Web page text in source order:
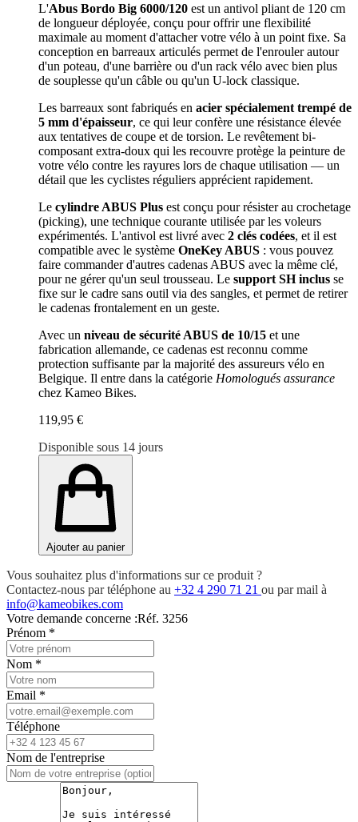
L'Abus Bordo Big 6000/120 est un antivol pliant de 120 cm
de longueur déployée, conçu pour offrir une flexibilité
maximale au moment d'attacher votre vélo à un point fixe. Sa
conception en barreaux articulés permet de l'enrouler autour
d'un poteau, d'une barrière ou d'un rack vélo avec bien plus
de souplesse qu'un câble ou qu'un U-lock classique.
Les barreaux sont fabriqués en acier spécialement trempé de
5 mm d'épaisseur, ce qui leur confère une résistance élevée
aux tentatives de coupe et de torsion. Le revêtement bi-
composant extra-doux qui les recouvre protège la peinture de
votre vélo contre les rayures lors de chaque utilisation — un
détail que les cyclistes réguliers apprécient rapidement.
Le cylindre ABUS Plus est conçu pour résister au crochetage
(picking), une technique courante utilisée par les voleurs
expérimentés. L'antivol est livré avec 2 clés codées, et il est
compatible avec le système OneKey ABUS : vous pouvez
faire commander d'autres cadenas ABUS avec la même clé,
pour ne gérer qu'un seul trousseau. Le support SH inclus se
fixe sur le cadre sans outil via des sangles, et permet de retirer
le cadenas frontalement en un geste.
Avec un niveau de sécurité ABUS de 10/15 et une
fabrication allemande, ce cadenas est reconnu comme
protection suffisante par la majorité des assureurs vélo en
Belgique. Il entre dans la catégorie Homologués assurance
chez Kameo Bikes.
119,95 €
Disponible sous 14 jours
Ajouter au panier
Vous souhaitez plus d'informations sur ce produit ?
Contactez-nous par téléphone au +32 4 290 71 21 ou par mail à
info@kameobikes.com
Votre demande concerne :Réf. 3256
Prénom *
Nom *
Email *
Téléphone
Nom de l'entreprise